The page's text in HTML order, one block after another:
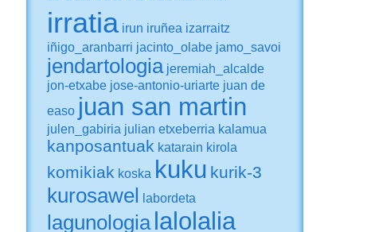
irratia irun iruñea izarraitz
iñigo_aranbarri jacinto_olabe jamo_savoi
jendartologia jeremiah_alcalde
jon-etxabe jose-antonio-uriarte juan de
easo juan san martin
julen_gabiria julian etxeberria kalamua
kanposantuak katarain kirola
komikiak koska kuku kurik-3
kurosawel labordeta
lagunologia lalolalia